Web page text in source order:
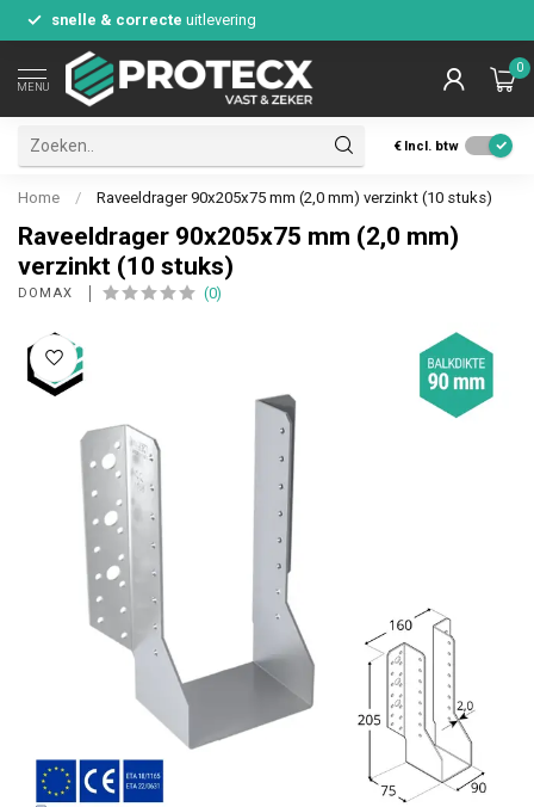
snelle & correcte uitlevering
MENU
0
€ Incl. btw
Home / Raveeldrager 90x205x75 mm (2,0 mm) verzinkt (10 stuks)
Raveeldrager 90x205x75 mm (2,0 mm)
verzinkt (10 stuks)
DOMAX (0)